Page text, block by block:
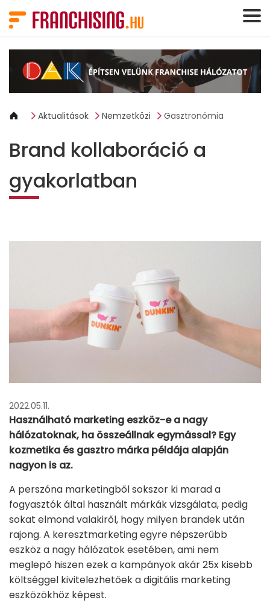
Aktualitások Nemzetközi Gasztronómia
Brand kollaboráció a
gyakorlatban
2022.05.11.
Használható marketing eszköz-e a nagy
hálózatoknak, ha összeállnak egymással? Egy
kozmetika és gasztro márka példája alapján
nagyon is az.
A perszóna marketingből sokszor ki marad a
fogyasztók által használt márkák vizsgálata, pedig
sokat elmond valakiről, hogy milyen brandek után
rajong. A keresztmarketing egyre népszerűbb
eszköz a nagy hálózatok esetében, ami nem
meglepő hiszen ezek a kampányok akár 25x kisebb
költséggel kivitelezhetőek a digitális marketing
eszközökhöz képest.